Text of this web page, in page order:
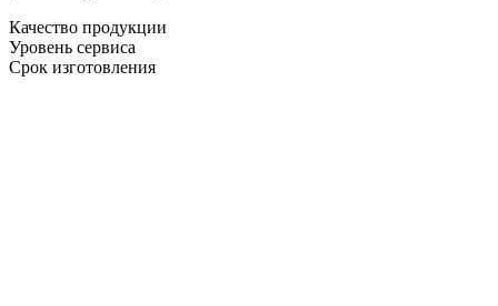
Качество продукции
Уровень сервиса
Срок изготовления